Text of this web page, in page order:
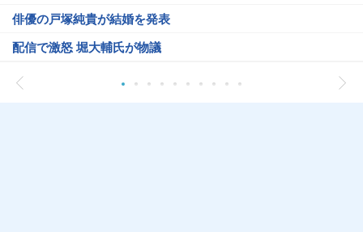
俳優の戸塚純貴が結婚を発表
配信で激怒 堀大輔氏が物議